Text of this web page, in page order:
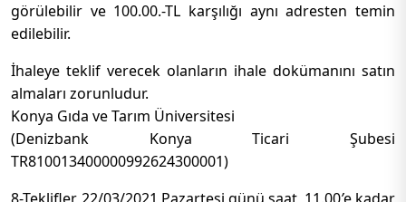
görülebilir ve 100.00.-TL karşılığı aynı adresten temin
edilebilir.
İhaleye teklif verecek olanların ihale dokümanını satın
almaları zorunludur.
Konya Gıda ve Tarım Üniversitesi
(Denizbank Konya Ticari Şubesi
TR810013400000992624300001)